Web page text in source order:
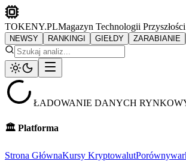
TOKENY.PLMagazyn Technologii Przyszłości
NEWSY RANKINGI GIEŁDY ZARABIANIE
ŁADOWANIE DANYCH
🏛️ Platforma
Strona GłównaKursy Kryptowalut